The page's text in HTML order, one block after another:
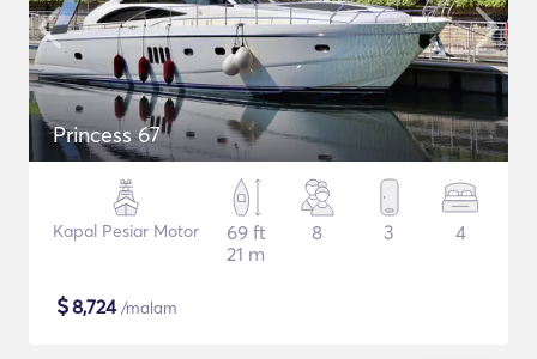
Princess 67
Kapal Pesiar Motor
69 ft
21 m
8 3 4
$8,724/malam